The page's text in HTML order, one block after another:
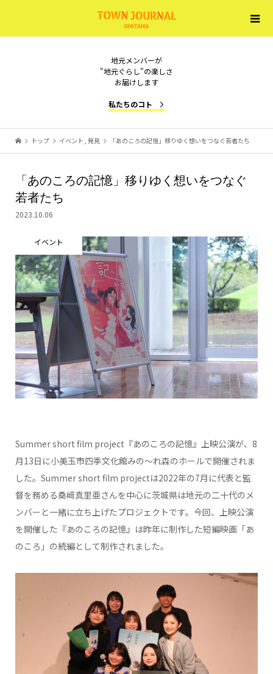
地元メンバーが
"地元ぐらし"の楽しさ
お届けします
私たちのコト
トップ イベント , 発見 「あのころの記憶」移りゆく想いをつなぐ若者たち
「あのころの記憶」移りゆく想いをつなぐ
若者たち
2023.10.06
イベント
Summer short film project『あのころの記憶』上映公演が、8
月13日に小美玉市四季文化館みの〜れ森のホールで開催されま
した。Summer short film projectは2022年の7月に代表と監
督を務める桑﨑真里亜さんを中心に茨城県は地元の二十代のメ
ンバーと一緒に立ち上げたプロジェクトです。今回、上映公演
を開催した『あのころの記憶』は昨年に制作した短編映画「あ
のころ」の続編として制作されました。